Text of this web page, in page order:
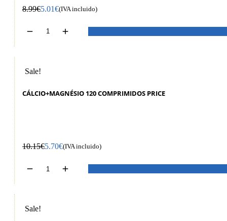
8.99€5.01€(IVA incluido)
Sale!
CÁLCIO+MAGNÉSIO 120 COMPRIMIDOS PRICE
10.15€5.70€(IVA incluido)
Sale!